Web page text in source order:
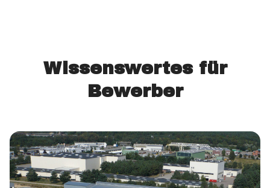
Wissenswertes für
Bewerber